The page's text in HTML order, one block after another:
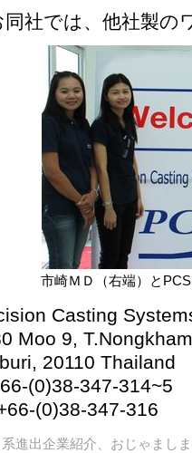
同社では、他社製の
市崎ＭＤ（右端）と
Casting
Moo 9,
20110 Thailand
(0)38-347-314~5
(0)38-347-316
系進出企業紹介、おじゃまし